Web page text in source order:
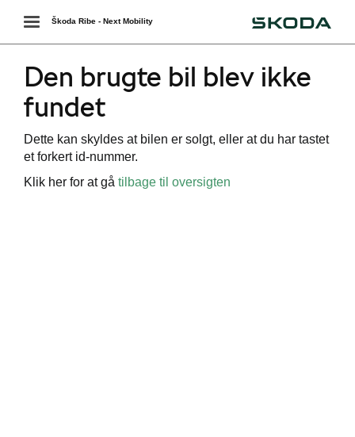
Toggle
navigation
Škoda Ribe - Next Mobility
Den brugte bil blev ikke
fundet
Dette kan skyldes at bilen er solgt, eller at du har tastet
et forkert id-nummer.
Klik her for at gå tilbage til oversigten